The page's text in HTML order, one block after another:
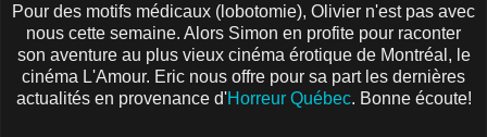
Pour des motifs médicaux (lobotomie), Olivier n'est pas avec
nous cette semaine. Alors Simon en profite pour raconter
son aventure au plus vieux cinéma érotique de Montréal, le
cinéma L'Amour. Eric nous offre pour sa part les dernières
actualités en provenance d'Horreur Québec. Bonne écoute!